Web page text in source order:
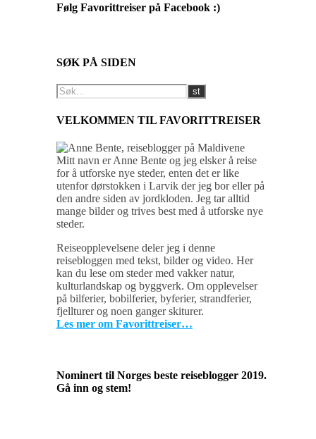
Følg Favorittreiser på Facebook :)
SØK PÅ SIDEN
VELKOMMEN TIL FAVORITTREISER
Mitt navn er Anne Bente og jeg elsker å reise
for å utforske nye steder, enten det er like
utenfor dørstokken i Larvik der jeg bor eller på
den andre siden av jordkloden. Jeg tar alltid
mange bilder og trives best med å utforske nye
steder.
Reiseopplevelsene deler jeg i denne
reisebloggen med tekst, bilder og video. Her
kan du lese om steder med vakker natur,
kulturlandskap og byggverk. Om opplevelser
på bilferier, bobilferier, byferier, strandferier,
fjellturer og noen ganger skiturer.
Les mer om Favorittreiser…
Nominert til Norges beste reiseblogger 2019.
Gå inn og stem!